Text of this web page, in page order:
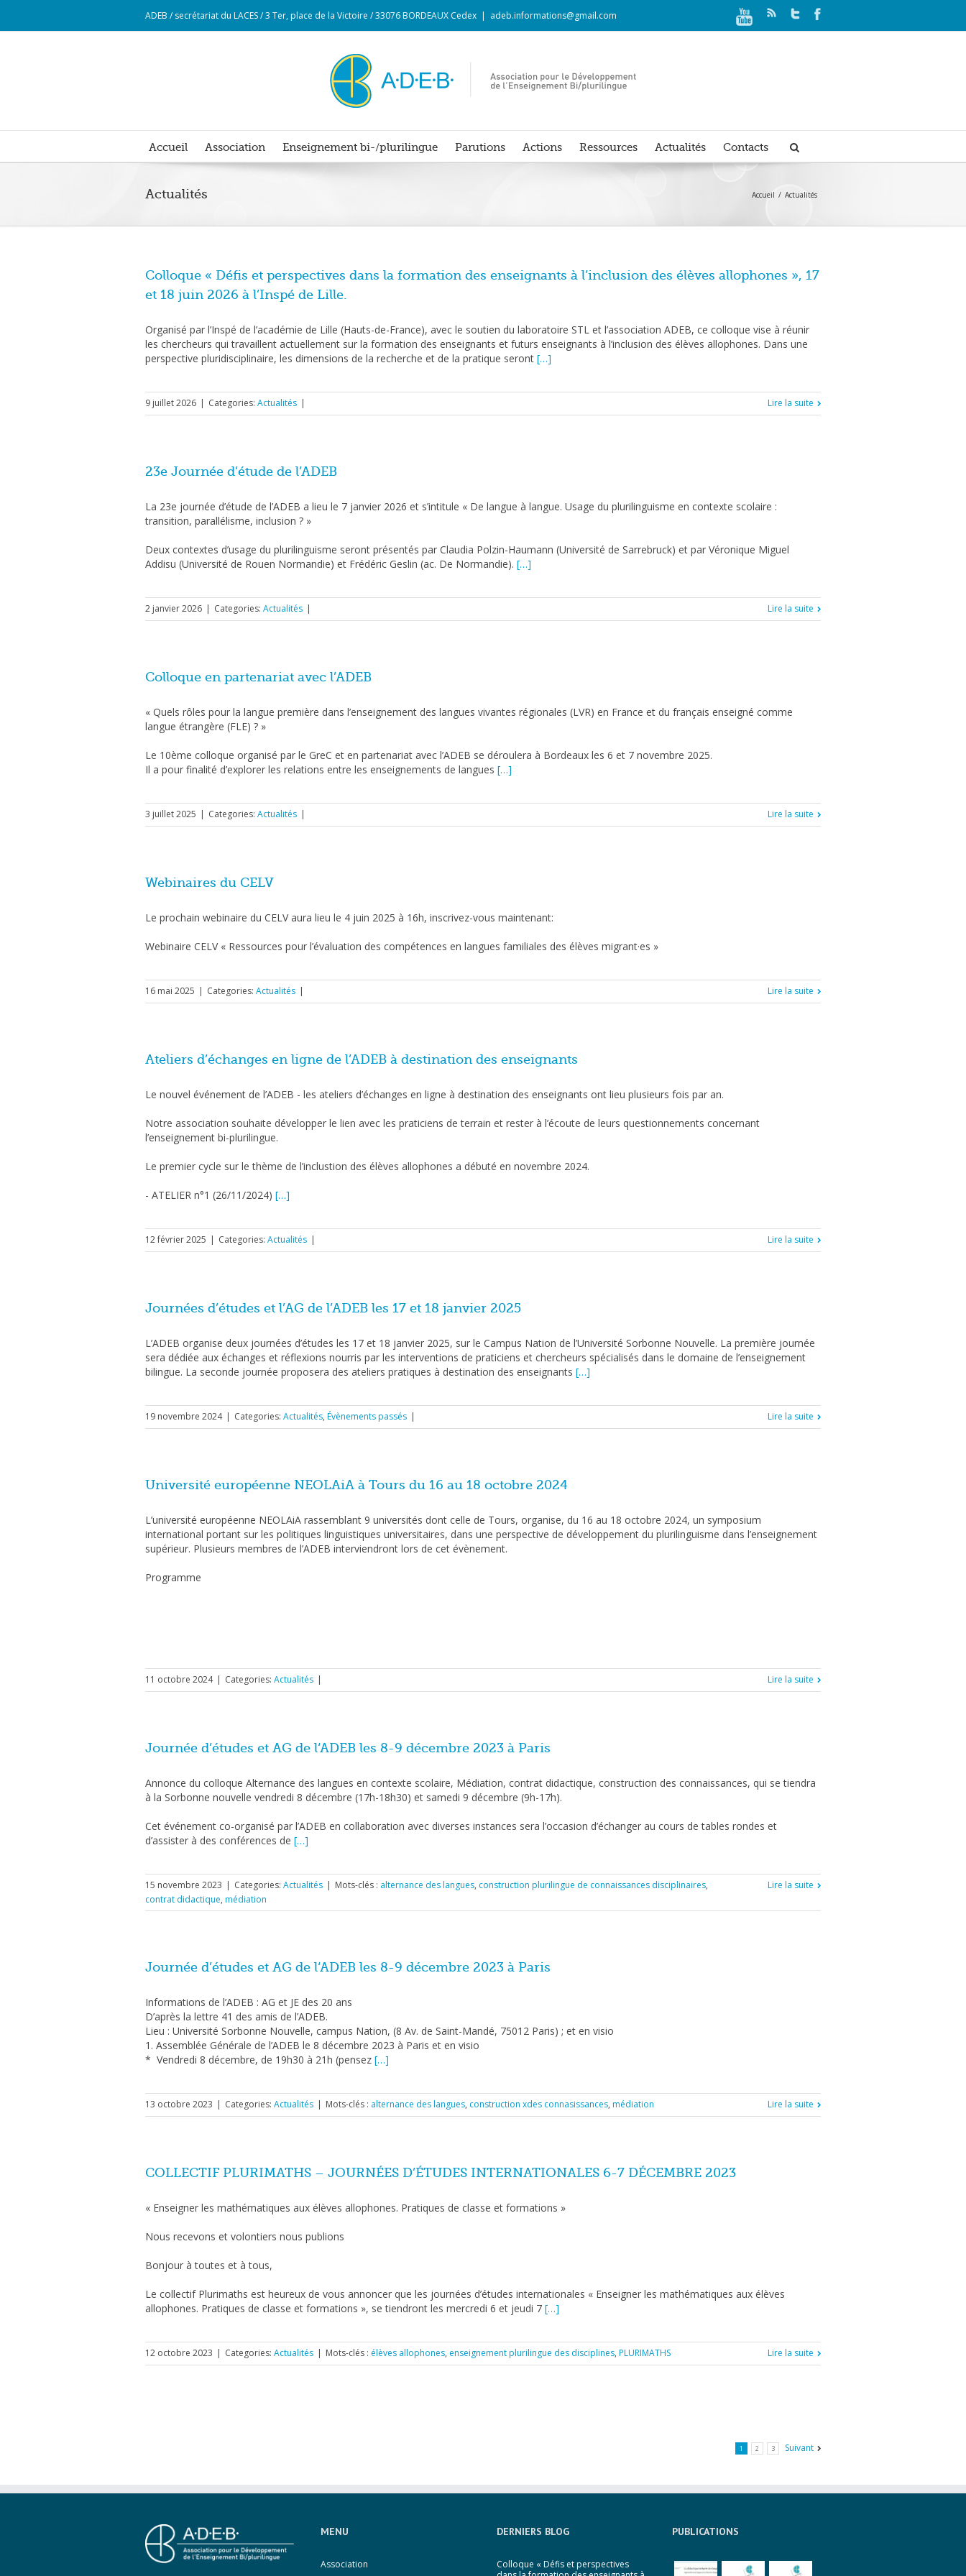
ADEB / secrétariat du LACES / 3 Ter, place de la Victoire / 33076 BORDEAUX Cedex | adeb.informations@gmail.com
Accueil Association Enseignement bi-/plurilingue Parutions Actions Ressources Actualités Contacts
Actualités Accueil Actualités
Colloque « Défis et perspectives dans la formation des enseignants à l’inclusion des élèves allophones », 17
et 18 juin 2026 à l’Inspé de Lille.
Organisé par l’Inspé de l’académie de Lille (Hauts-de-France), avec le soutien du laboratoire STL et l’association ADEB, ce colloque vise à réunir
les chercheurs qui travaillent actuellement sur la formation des enseignants et futurs enseignants à l’inclusion des élèves allophones. Dans une
perspective pluridisciplinaire, les dimensions de la recherche et de la pratique seront […]
9 juillet 2026 | Categories: Actualités | Lire la suite
23e Journée d’étude de l’ADEB
La 23e journée d’étude de l’ADEB a lieu le 7 janvier 2026 et s’intitule « De langue à langue. Usage du plurilinguisme en contexte scolaire :
transition, parallélisme, inclusion ? »
Deux contextes d’usage du plurilinguisme seront présentés par Claudia Polzin-Haumann (Université de Sarrebruck) et par Véronique Miguel
Addisu (Université de Rouen Normandie) et Frédéric Geslin (ac. De Normandie). […]
2 janvier 2026 | Categories: Actualités | Lire la suite
Colloque en partenariat avec l’ADEB
« Quels rôles pour la langue première dans l’enseignement des langues vivantes régionales (LVR) en France et du français enseigné comme
langue étrangère (FLE) ? »
Le 10ème colloque organisé par le GreC et en partenariat avec l’ADEB se déroulera à Bordeaux les 6 et 7 novembre 2025.
Il a pour finalité d’explorer les relations entre les enseignements de langues […]
3 juillet 2025 | Categories: Actualités | Lire la suite
Webinaires du CELV
Le prochain webinaire du CELV aura lieu le 4 juin 2025 à 16h, inscrivez-vous maintenant:
Webinaire CELV « Ressources pour l’évaluation des compétences en langues familiales des élèves migrant·es »
16 mai 2025 | Categories: Actualités | Lire la suite
Ateliers d’échanges en ligne de l’ADEB à destination des enseignants
Le nouvel événement de l’ADEB - les ateliers d’échanges en ligne à destination des enseignants ont lieu plusieurs fois par an.
Notre association souhaite développer le lien avec les praticiens de terrain et rester à l’écoute de leurs questionnements concernant
l’enseignement bi-plurilingue.
Le premier cycle sur le thème de l’inclustion des élèves allophones a débuté en novembre 2024.
- ATELIER n°1 (26/11/2024) […]
12 février 2025 | Categories: Actualités | Lire la suite
Journées d’études et l’AG de l’ADEB les 17 et 18 janvier 2025
L’ADEB organise deux journées d’études les 17 et 18 janvier 2025, sur le Campus Nation de l’Université Sorbonne Nouvelle. La première journée
sera dédiée aux échanges et réflexions nourris par les interventions de praticiens et chercheurs spécialisés dans le domaine de l’enseignement
bilingue. La seconde journée proposera des ateliers pratiques à destination des enseignants […]
19 novembre 2024 | Categories: Actualités, Évènements passés | Lire la suite
Université européenne NEOLAiA à Tours du 16 au 18 octobre 2024
L’université européenne NEOLAiA rassemblant 9 universités dont celle de Tours, organise, du 16 au 18 octobre 2024, un symposium
international portant sur les politiques linguistiques universitaires, dans une perspective de développement du plurilinguisme dans l’enseignement
supérieur. Plusieurs membres de l’ADEB interviendront lors de cet évènement.
Programme
11 octobre 2024 | Categories: Actualités | Lire la suite
Journée d’études et AG de l‘ADEB les 8-9 décembre 2023 à Paris
Annonce du colloque Alternance des langues en contexte scolaire, Médiation, contrat didactique, construction des connaissances, qui se tiendra
à la Sorbonne nouvelle vendredi 8 décembre (17h-18h30) et samedi 9 décembre (9h-17h).
Cet événement co-organisé par l’ADEB en collaboration avec diverses instances sera l’occasion d’échanger au cours de tables rondes et
d’assister à des conférences de […]
15 novembre 2023 | Categories: Actualités | Mots-clés : alternance des langues, construction plurilingue de connaissances disciplinaires,
contrat didactique, médiation
Lire la suite
Journée d’études et AG de l‘ADEB les 8-9 décembre 2023 à Paris
Informations de l’ADEB : AG et JE des 20 ans
D’après la lettre 41 des amis de l’ADEB.
Lieu : Université Sorbonne Nouvelle, campus Nation, (8 Av. de Saint-Mandé, 75012 Paris) ; et en visio
1. Assemblée Générale de l’ADEB le 8 décembre 2023 à Paris et en visio
* Vendredi 8 décembre, de 19h30 à 21h (pensez […]
13 octobre 2023 | Categories: Actualités | Mots-clés : alternance des langues, construction xdes connasissances, médiation Lire la suite
COLLECTIF PLURIMATHS – JOURNÉES D’ÉTUDES INTERNATIONALES 6-7 DÉCEMBRE 2023
« Enseigner les mathématiques aux élèves allophones. Pratiques de classe et formations »
Nous recevons et volontiers nous publions
Bonjour à toutes et à tous,
Le collectif Plurimaths est heureux de vous annoncer que les journées d’études internationales « Enseigner les mathématiques aux élèves
allophones. Pratiques de classe et formations », se tiendront les mercredi 6 et jeudi 7 […]
12 octobre 2023 | Categories: Actualités | Mots-clés : élèves allophones, enseignement plurilingue des disciplines, PLURIMATHS Lire la suite
1 2 3 Suivant
MENU
Association
DERNIERS BLOG
Colloque « Défis et perspectives
PUBLICATIONS